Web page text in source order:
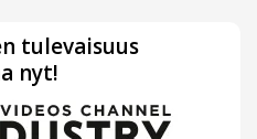
tulevaisuus
nyt!